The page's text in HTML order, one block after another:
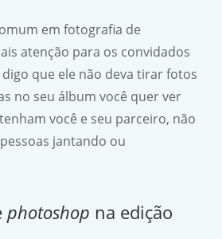
em fotografia de
atenção para os convidados
que ele não deva tirar fotos
no seu álbum você quer ver
você e seu parceiro, não
jantando ou
photoshop na edição